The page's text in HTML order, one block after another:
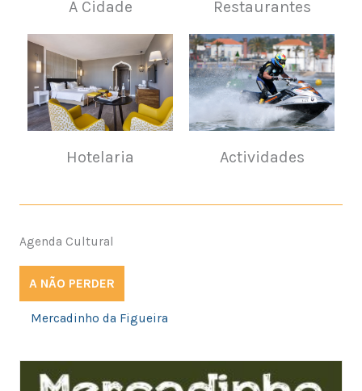
A Cidade
Hotelaria
Restaurantes
Actividades
Agenda Cultural
A NÃO PERDER
Mercadinho da Figueira